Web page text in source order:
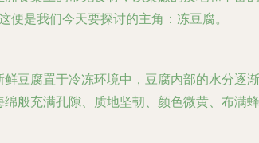
是我们今天要探讨的主角：冻豆腐。
豆腐置于冷冻环境中，豆腐内部的水分逐
般充满孔隙、质地坚韧、颜色微黄、布满